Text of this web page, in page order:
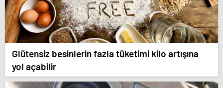
Glütensiz besinlerin fazla tüketimi kilo artışına
yol açabilir